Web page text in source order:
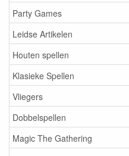
Party Games
Leidse Artikelen
Houten spellen
Klasieke Spellen
Vliegers
Dobbelspellen
Magic The Gathering